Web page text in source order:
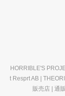
HORRIBLE'S
t Resprt AB |
販売店 | 通